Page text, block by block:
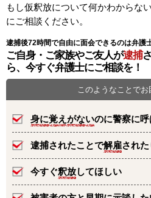
もし仮釈放について何かわからな
にご相談ください。
逮捕後72時間で自由に面会できるのは弁護
ご自身・ご家族やご友人が逮捕
ら、今すぐ弁護士にご相談を！
このようなことでお
身に覚えがないのに警察に
逮捕されたことで解雇された
今すぐ釈放してほしい